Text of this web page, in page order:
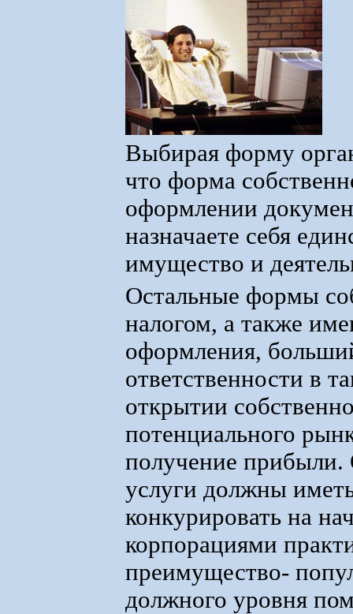
Выбирая форму
что форма
оформлении
назначаете себя
имущество и
Остальные формы
налогом, а также
оформления,
ответственности в
открытии
потенциального
получение прибыли.
услуги должны
конкурировать на
корпорациями
преимущество-
должного уровня